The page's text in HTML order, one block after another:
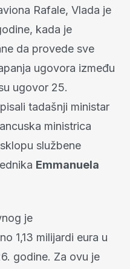
Rafale, Vlada je
kada je
da provede sve
ugovora između
ugovor 25.
tadašnji ministar
ministrica
službene
Emmanuela
je
1,13 milijardi eura u
godine. Za ovu je